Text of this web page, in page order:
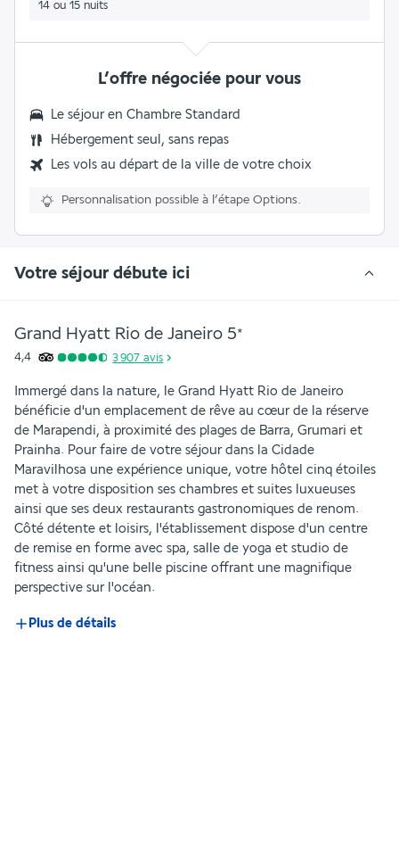
14 ou 15 nuits
L’offre négociée pour vous
Le séjour en Chambre Standard
Hébergement seul, sans repas
Les vols au départ de la ville de votre choix
Personnalisation possible à l’étape Options.
Votre séjour débute ici
Grand Hyatt Rio de Janeiro 5*
4,4 3 907 avis
Immergé dans la nature, le Grand Hyatt Rio de Janeiro
bénéficie d'un emplacement de rêve au cœur de la réserve
de Marapendi, à proximité des plages de Barra, Grumari et
Prainha. Pour faire de votre séjour dans la Cidade
Maravilhosa une expérience unique, votre hôtel cinq étoiles
met à votre disposition ses chambres et suites luxueuses
ainsi que ses deux restaurants gastronomiques de renom.
Côté détente et loisirs, l'établissement dispose d'un centre
de remise en forme avec spa, salle de yoga et studio de
fitness ainsi qu'une belle piscine offrant une magnifique
perspective sur l'océan.
Plus de détails